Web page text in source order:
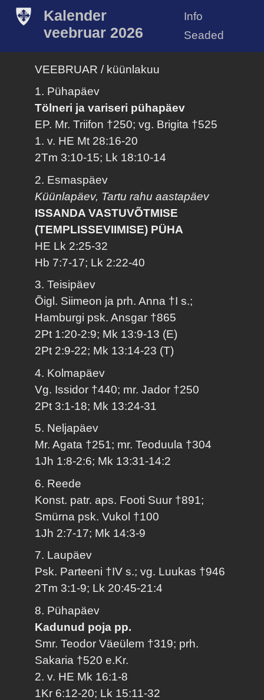
Kalender
veebruar 2026
Info
Seaded
VEEBRUAR / küünlakuu
1. Pühapäev
Tölneri ja variseri pühapäev
EP. Mr. Triifon †250; vg. Brigita †525
1. v. HE Mt 28:16-20
2Tm 3:10-15; Lk 18:10-14
2. Esmaspäev
Küünlapäev, Tartu rahu aastapäev
ISSANDA VASTUVÕTMISE
(TEMPLISSEVIIMISE) PÜHA
HE Lk 2:25-32
Hb 7:7-17; Lk 2:22-40
3. Teisipäev
Õigl. Siimeon ja prh. Anna †I s.;
Hamburgi psk. Ansgar †865
2Pt 1:20-2:9; Mk 13:9-13 (E)
2Pt 2:9-22; Mk 13:14-23 (T)
4. Kolmapäev
Vg. Issidor †440; mr. Jador †250
2Pt 3:1-18; Mk 13:24-31
5. Neljapäev
Mr. Agata †251; mr. Teoduula †304
1Jh 1:8-2:6; Mk 13:31-14:2
6. Reede
Konst. patr. aps. Footi Suur †891;
Smürna psk. Vukol †100
1Jh 2:7-17; Mk 14:3-9
7. Laupäev
Psk. Parteeni †IV s.; vg. Luukas †946
2Tm 3:1-9; Lk 20:45-21:4
8. Pühapäev
Kadunud poja pp.
Smr. Teodor Väeülem †319; prh.
Sakaria †520 e.Kr.
2. v. HE Mk 16:1-8
1Kr 6:12-20; Lk 15:11-32